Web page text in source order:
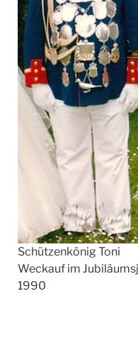
Schützenkönig Toni
Weckauf im
1990